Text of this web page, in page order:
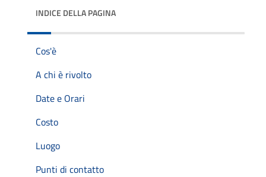
INDICE DELLA PAGINA
Cos'è
A chi è rivolto
Date e Orari
Costo
Luogo
Punti di contatto